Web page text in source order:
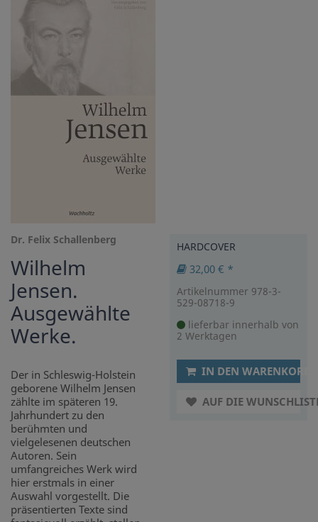
Dr. Felix Schallenberg
Wilhelm
Jensen.
Ausgewählte
Werke.
Der in Schleswig-Holstein
geborene Wilhelm Jensen
zählte im späteren 19.
Jahrhundert zu den
berühmten und
vielgelesenen deutschen
Autoren. Sein
umfangreiches Werk wird
hier erstmals in einer
Auswahl vorgestellt. Die
präsentierten Texte sind
HARDCOVER
32,00 € *
Artikelnummer 978-3-
529-08718-9
lieferbar innerhalb von
2 Werktagen
IN DEN WARENKORB
AUF DIE